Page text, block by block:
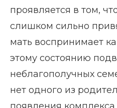
проявляется в том,
слишком сильно
мать воспринимает
этому состоянию
неблагополучных
нет одного из